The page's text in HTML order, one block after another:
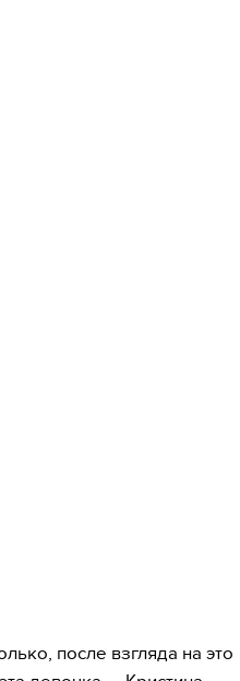
после взгляда на это